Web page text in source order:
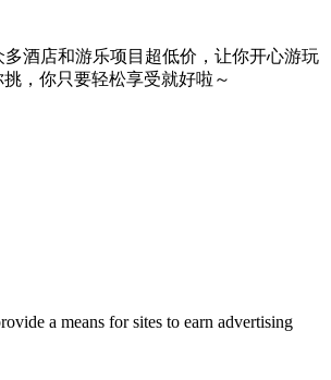
酒店和游乐项目超低价，让你开心游玩
，你只要轻松享受就好啦～
a means for sites to earn advertising